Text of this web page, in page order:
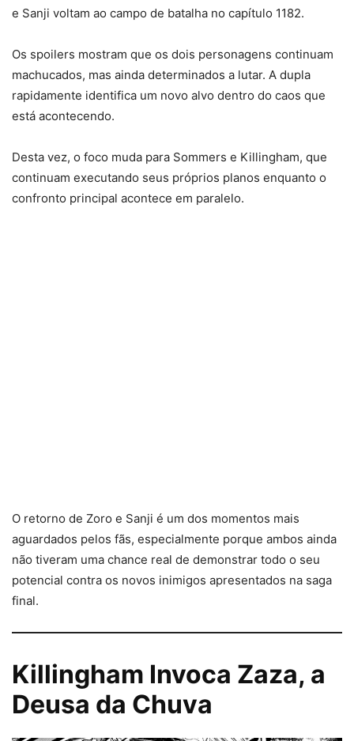
e Sanji voltam ao campo de batalha no capítulo 1182.
Os spoilers mostram que os dois personagens continuam
machucados, mas ainda determinados a lutar. A dupla
rapidamente identifica um novo alvo dentro do caos que
está acontecendo.
Desta vez, o foco muda para Sommers e Killingham, que
continuam executando seus próprios planos enquanto o
confronto principal acontece em paralelo.
O retorno de Zoro e Sanji é um dos momentos mais
aguardados pelos fãs, especialmente porque ambos ainda
não tiveram uma chance real de demonstrar todo o seu
potencial contra os novos inimigos apresentados na saga
final.
Killingham Invoca Zaza, a
Deusa da Chuva